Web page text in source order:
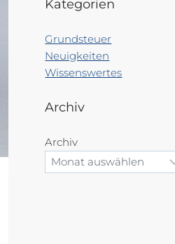
Kategorien
Grundsteuer
Neuigkeiten
Wissenswertes
Archiv
Archiv